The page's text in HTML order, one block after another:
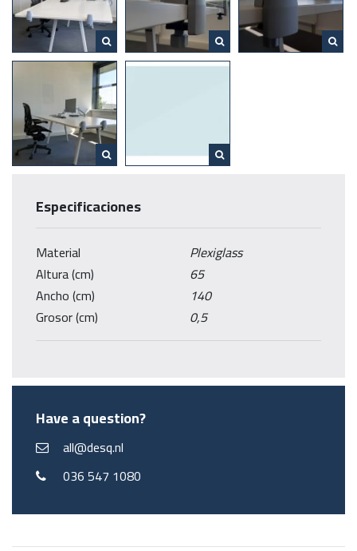
Especificaciones:
✓Diferentes tamaños
✓65 x 80 x 0,5 cm
65 x 100 x 0,5 cm
65 x 140 x 0,5 cm
✓65 x 160 x 0,5 cm
✓Se puede usar en un escritorio o en una mesa de
conferencias
✓Fácil de limpiar
Especificaciones
Material
Plexiglass
Altura (cm)
65
Ancho (cm)
140
Grosor (cm)
0,5
Have a question?
all@desq.nl
036 547 1080